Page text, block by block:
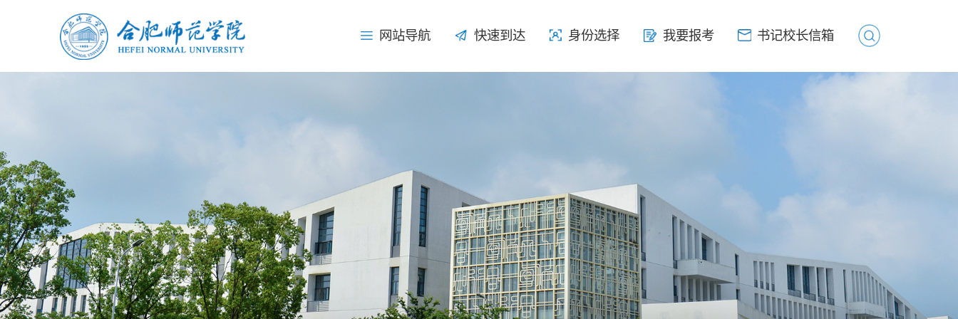
网站导航 快速到达 身份选择 我要报考 书记校长信箱
网站导航 快速到达 身份选择 我要报考 书记校长信箱